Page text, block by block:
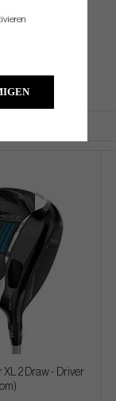
2 Draw - Driver